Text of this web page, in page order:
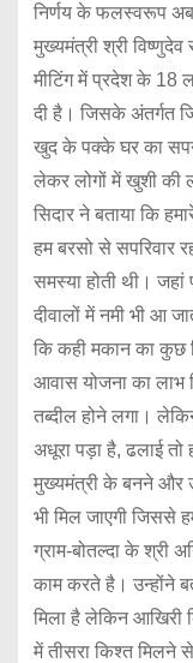
निर्णय के फलस्वरूप अब
मुख्यमंत्री श्री
मीटिंग में प्रदेश के 18
दी है। जिसके अंतर्गत
खुद के पक्के घर का
लेकर लोगों में खुशी की
सिदार ने बताया कि
हम बरसो से सपरिवार
समस्या होती थी। जहां
दीवालों में नमी भी आ
कि कही मकान का कुछ
आवास योजना का लाभ
तब्दील होने लगा।
अधूरा पड़ा है, ढलाई तो
मुख्यमंत्री के बनने और
भी मिल जाएगी जिससे
ग्राम-बोतल्दा के श्री
काम करते है। उन्होंने
मिला है लेकिन आखिरी
में तीसरा किश्त मिलने